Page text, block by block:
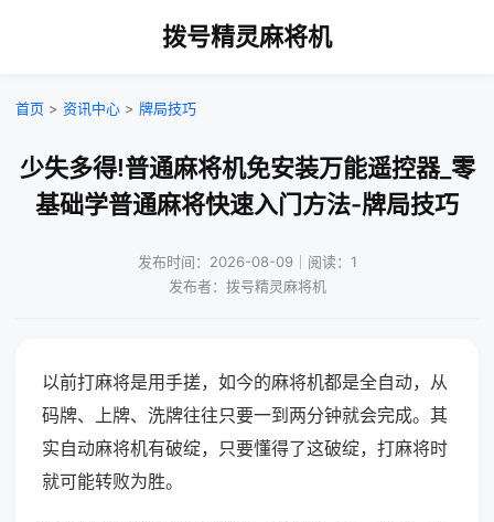
拨号精灵麻将机
首页 > 资讯中心 > 牌局技巧
少失多得!普通麻将机免安装万能遥控器_零
基础学普通麻将快速入门方法-牌局技巧
发布时间：2026-08-09｜阅读：1
发布者：拨号精灵麻将机
以前打麻将是用手搓，如今的麻将机都是全自动，从
码牌、上牌、洗牌往往只要一到两分钟就会完成。其
实自动麻将机有破绽，只要懂得了这破绽，打麻将时
就可能转败为胜。